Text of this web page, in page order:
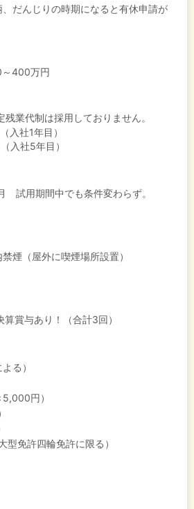
だんじりの時期になると有休申請が
400万円
残業代制は採用しておりません。
入社1年目）
入社5年目）
試用期間中でも条件変わらず。
煙（屋外に喫煙場所設置）
賞与あり！（合計3回）
る）
円）
免許四輪免許に限る）